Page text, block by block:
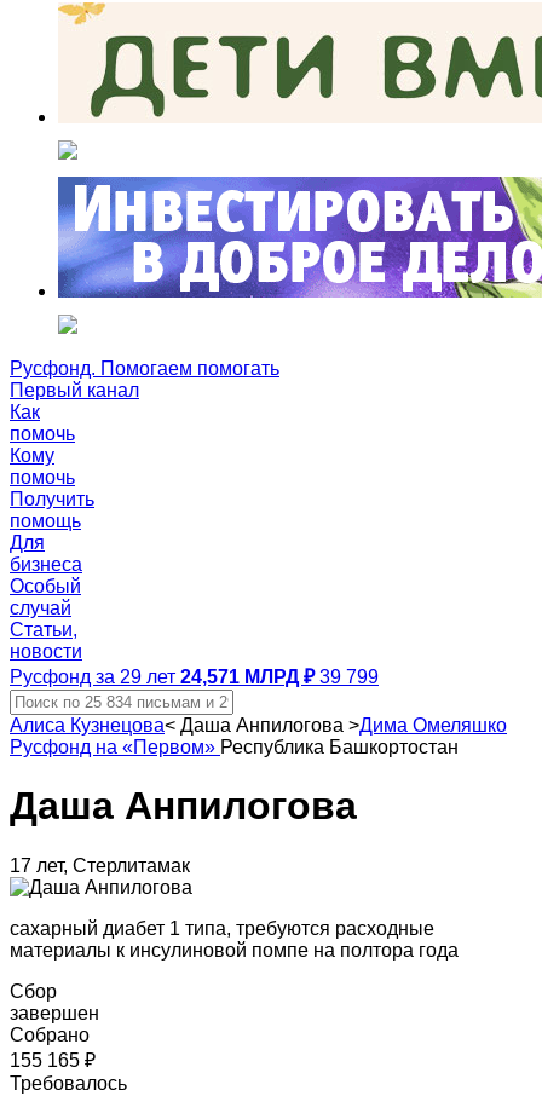
Русфонд. Помогаем помогать
Первый канал
Как
помочь
Кому
помочь
Получить
помощь
Для
бизнеса
Особый
случай
Статьи,
новости
Русфонд за 29 лет 24,571 МЛРД ₽ 39 799
Алиса Кузнецова< Даша Анпилогова >Дима Омеляшко
Русфонд на «Первом» Республика Башкортостан
Даша Анпилогова
17 лет, Стерлитамак
сахарный диабет 1 типа, требуются расходные
материалы к инсулиновой помпе на полтора года
Сбор
завершен
Собрано
155 165 ₽
Требовалось